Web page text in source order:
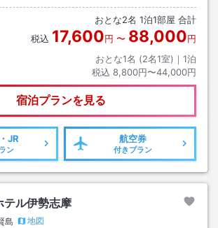
おとな2名 1泊1部屋 合計
税込 17,600円 〜 88,000円
おとな1名 (2名1室)｜ 1泊
税込 8,800円〜44,000円
宿泊プランを見る
JR
ン
航空券
付きプラン
テル伊勢志摩
島
地図